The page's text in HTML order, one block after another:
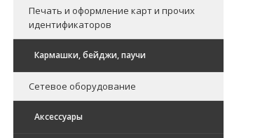
Печать и оформление карт и прочих
идентификаторов
Кармашки, бейджи, паучи
Сетевое оборудование
Аксессуары